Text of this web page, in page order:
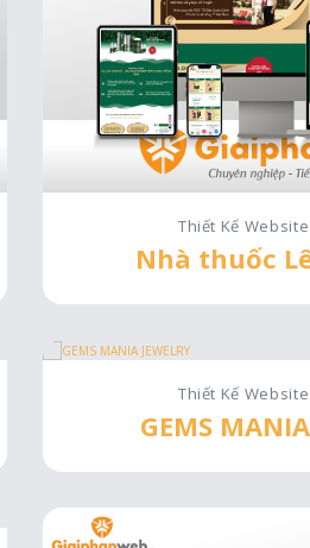
Thiết Kế
Nhà thuốc
Thiết Kế
GEMS